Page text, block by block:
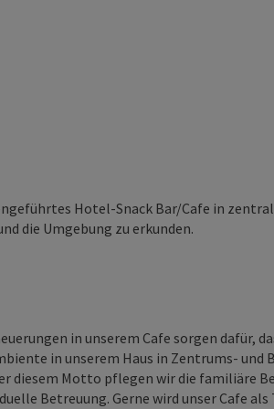
Hotel-Snack Bar/Cafe in
die Umgebung zu erkunden.
in unserem Cafe sorgen dafür,
in unserem Haus in Zentrums- und
diesem Motto pflegen wir die familiäre
Betreuung. Gerne wird unser Cafe